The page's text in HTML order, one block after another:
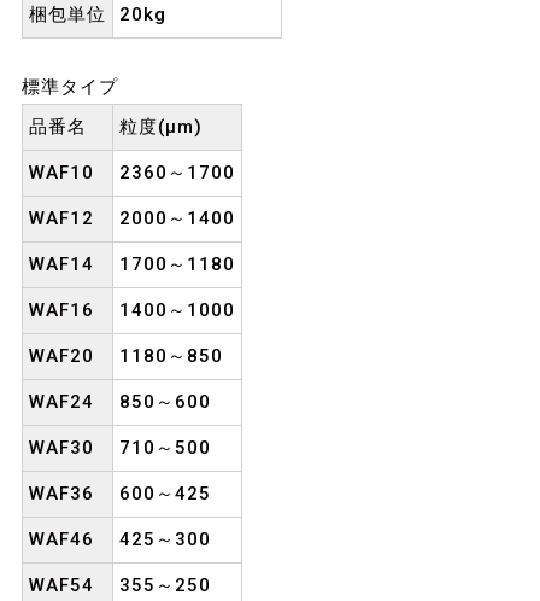
梱包単位 20kg
標準タイプ
品番名
粒度(μm)
WAF10 2360～1700
WAF12 2000～1400
WAF14 1700～1180
WAF16 1400～1000
WAF20 1180～850
WAF24 850～600
WAF30 710～500
WAF36 600～425
WAF46 425～300
WAF54 355～250